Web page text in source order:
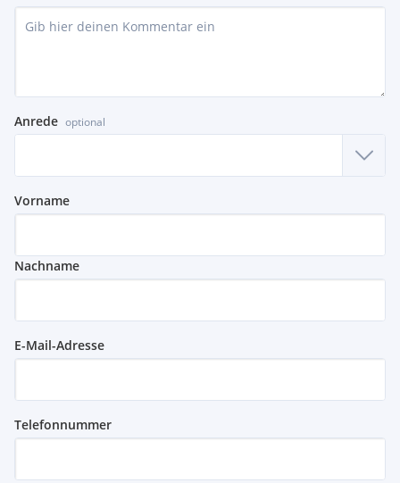
Anrede optional
Vorname
Nachname
E-Mail-Adresse
Telefonnummer